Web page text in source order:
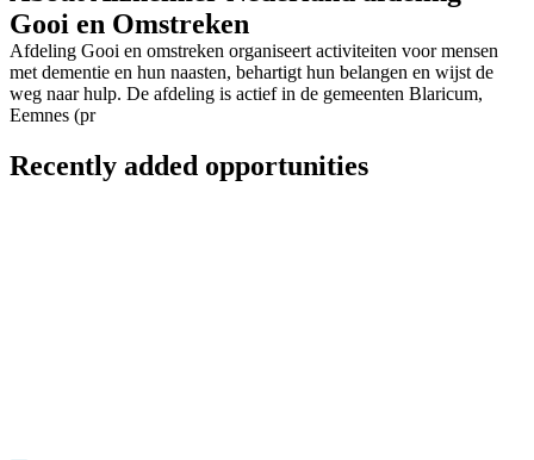
Gooi en Omstreken
Afdeling Gooi en omstreken organiseert activiteiten voor mensen
met dementie en hun naasten, behartigt hun belangen en wijst de
weg naar hulp. De afdeling is actief in de gemeenten Blaricum,
Eemnes (pr
Recently added opportunities